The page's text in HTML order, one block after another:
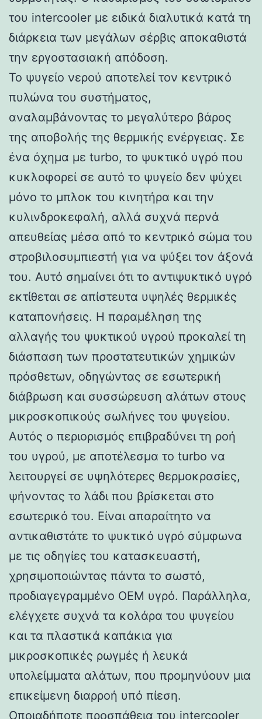
του intercooler με ειδικά διαλυτικά κατά τη
διάρκεια των μεγάλων σέρβις αποκαθιστά
την εργοστασιακή απόδοση.
Το ψυγείο νερού αποτελεί τον κεντρικό
πυλώνα του συστήματος,
αναλαμβάνοντας το μεγαλύτερο βάρος
της αποβολής της θερμικής ενέργειας. Σε
ένα όχημα με turbo, το ψυκτικό υγρό που
κυκλοφορεί σε αυτό το ψυγείο δεν ψύχει
μόνο το μπλοκ του κινητήρα και την
κυλινδροκεφαλή, αλλά συχνά περνά
απευθείας μέσα από το κεντρικό σώμα του
στροβιλοσυμπιεστή για να ψύξει τον άξονά
του. Αυτό σημαίνει ότι το αντιψυκτικό υγρό
εκτίθεται σε απίστευτα υψηλές θερμικές
καταπονήσεις. Η παραμέληση της
αλλαγής του ψυκτικού υγρού προκαλεί τη
διάσπαση των προστατευτικών χημικών
πρόσθετων, οδηγώντας σε εσωτερική
διάβρωση και συσσώρευση αλάτων στους
μικροσκοπικούς σωλήνες του ψυγείου.
Αυτός ο περιορισμός επιβραδύνει τη ροή
του υγρού, με αποτέλεσμα το turbo να
λειτουργεί σε υψηλότερες θερμοκρασίες,
ψήνοντας το λάδι που βρίσκεται στο
εσωτερικό του. Είναι απαραίτητο να
αντικαθιστάτε το ψυκτικό υγρό σύμφωνα
με τις οδηγίες του κατασκευαστή,
χρησιμοποιώντας πάντα το σωστό,
προδιαγεγραμμένο OEM υγρό. Παράλληλα,
ελέγχετε συχνά τα κολάρα του ψυγείου
και τα πλαστικά καπάκια για
μικροσκοπικές ρωγμές ή λευκά
υπολείμματα αλάτων, που προμηνύουν μια
επικείμενη διαρροή υπό πίεση.
Οποιαδήποτε προσπάθεια του intercooler